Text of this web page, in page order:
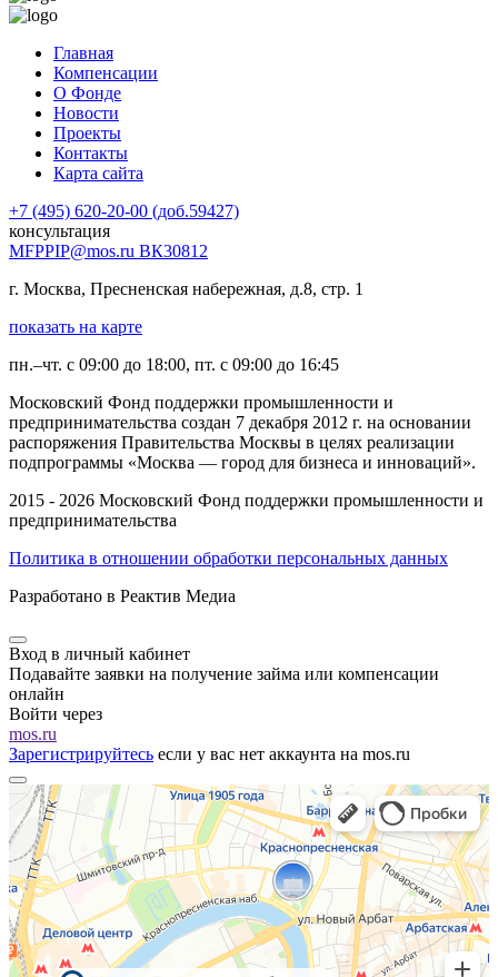
Главная
Компенсации
О Фонде
Новости
Проекты
Контакты
Карта сайта
+7 (495) 620-20-00 (доб.59427)
консультация
MFPPIP@mos.ru ВК30812
г. Москва, Пресненская набережная, д.8, стр. 1
показать на карте
пн.–чт. с 09:00 до 18:00, пт. с 09:00 до 16:45
Московский Фонд поддержки промышленности и
предпринимательства создан 7 декабря 2012 г. на основании
распоряжения Правительства Москвы в целях реализации
подпрограммы «Москва — город для бизнеса и инноваций».
2015 - 2026 Московский Фонд поддержки промышленности и
предпринимательства
Политика в отношении обработки персональных данных
Разработано в Реактив Медиа
Вход в личный кабинет
Подавайте заявки на получение займа или компенсации
онлайн
Войти через
mos.ru
Зарегистрируйтесь если у вас нет аккаунта на mos.ru